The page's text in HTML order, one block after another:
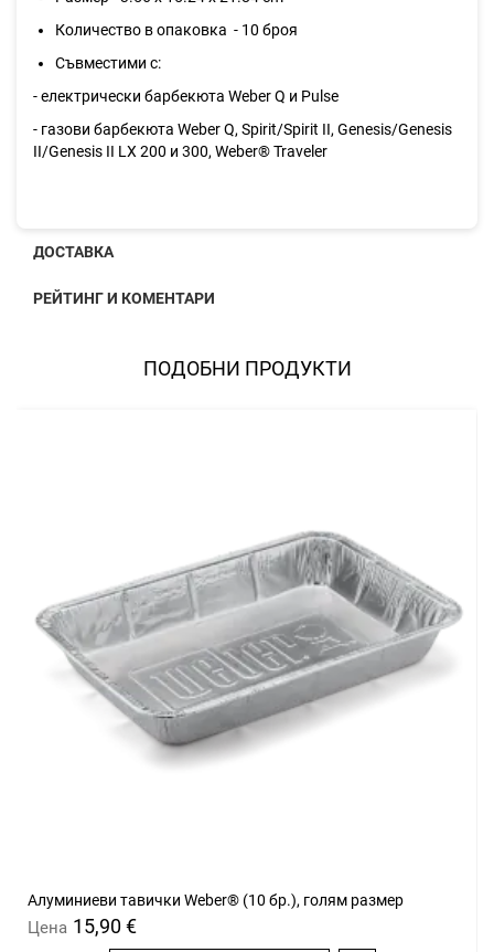
Количество в опаковка - 10 броя
Съвместими с:
- електрически барбекюта Weber Q и Pulse
- газови барбекюта Weber Q, Spirit/Spirit II, Genesis/Genesis
II/Genesis II LX 200 и 300, Weber® Traveler
ДОСТАВКА
РЕЙТИНГ И КОМЕНТАРИ
ПОДОБНИ ПРОДУКТИ
Алуминиеви тавички Weber® (10 бр.), голям размер
Цена 15,90 €